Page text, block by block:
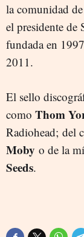
la comunidad de
el presidente
fundada en
2011.
El sello
como Thom
Radiohead; del
Moby o de la
Seeds.